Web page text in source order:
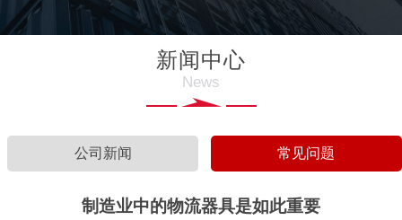
新闻中心
News
公司新闻 常见问题
制造业中的物流器具是如此重要